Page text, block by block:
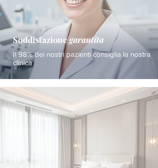
Soddisfazionegarantita
Il 98% dei nostri pazienti consiglia la nostra
clinica